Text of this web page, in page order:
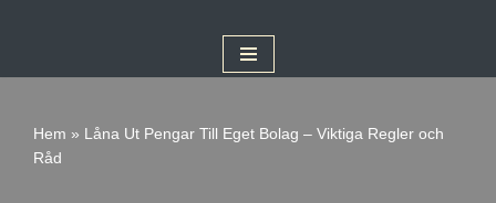
Hem » Låna Ut Pengar Till Eget Bolag – Viktiga Regler och
Råd